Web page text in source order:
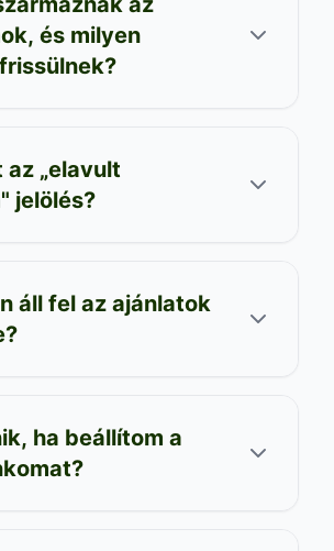
és milyen
az „elavult
jelölés?
áll fel az ajánlatok
ha beállítom a